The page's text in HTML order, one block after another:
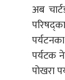
अब
पर्यटक
पोखरा